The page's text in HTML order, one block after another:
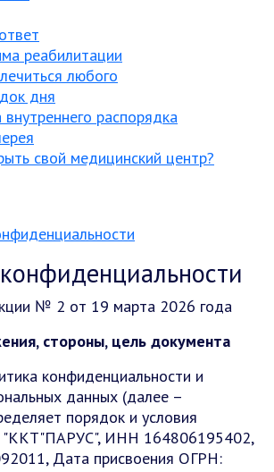
реабилитации
любого
дня
распорядка
свой медицинский центр?
№ 2 от 19 марта 2026 года
стороны, цель документа
конфиденциальности и
данных (далее –
порядок и условия
ИНН 164806195402,
Дата присвоения ОГРН: